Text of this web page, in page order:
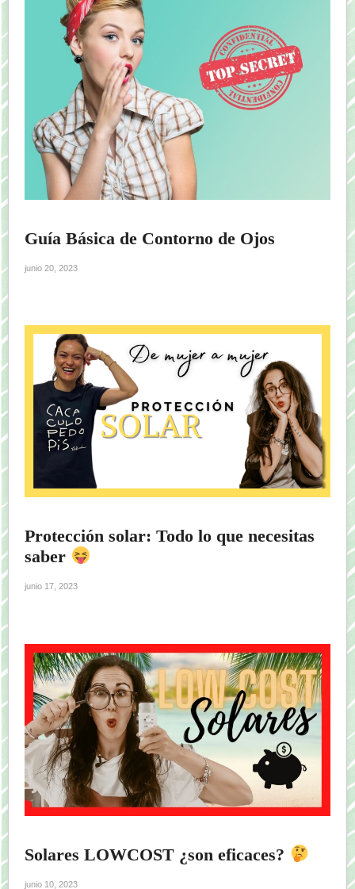
Guía Básica de Contorno de Ojos
junio 20, 2023
Protección solar: Todo lo que necesitas
saber
junio 17, 2023
Solares LOWCOST ¿son eficaces?
junio 10, 2023